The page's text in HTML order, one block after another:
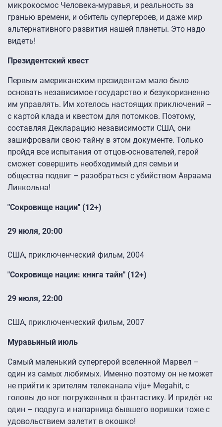
микрокосмос Человека-муравья, и реальность за
гранью времени, и обитель супергероев, и даже мир
альтернативного развития нашей планеты. Это надо
видеть!
Президентский квест
Первым американским президентам мало было
основать независимое государство и безукоризненно
им управлять. Им хотелось настоящих приключений –
с картой клада и квестом для потомков. Поэтому,
составляя Декларацию независимости США, они
зашифровали свою тайну в этом документе. Только
пройдя все испытания от отцов-основателей, герой
сможет совершить необходимый для семьи и
общества подвиг – разобраться с убийством Авраама
Линкольна!
"Сокровище нации" (12+)
29 июля, 20:00
США, приключенческий фильм, 2004
"Сокровище нации: книга тайн" (12+)
29 июля, 22:00
США, приключенческий фильм, 2007
Муравьиный июль
Самый маленький супергерой вселенной Марвел –
один из самых любимых. Именно поэтому он не может
не прийти к зрителям телеканала viju+ Megahit, с
головы до ног погруженных в фантастику. И придёт не
один – подруга и напарница бывшего воришки тоже с
удовольствием залетит в окошко!